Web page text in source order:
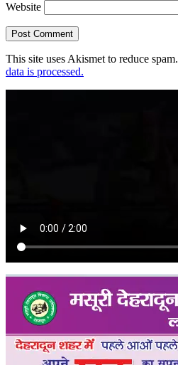
Website
This site uses Akismet to reduce spam.
data is processed.